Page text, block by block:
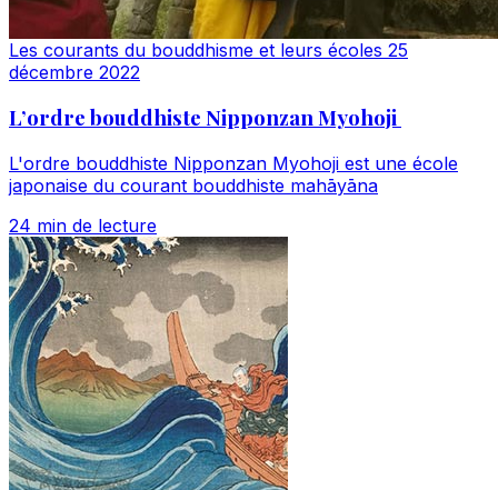
Les courants du bouddhisme et leurs écoles 25
décembre 2022
L’ordre bouddhiste Nipponzan Myohoji
L'ordre bouddhiste Nipponzan Myohoji est une école
japonaise du courant bouddhiste mahāyāna
24 min de lecture